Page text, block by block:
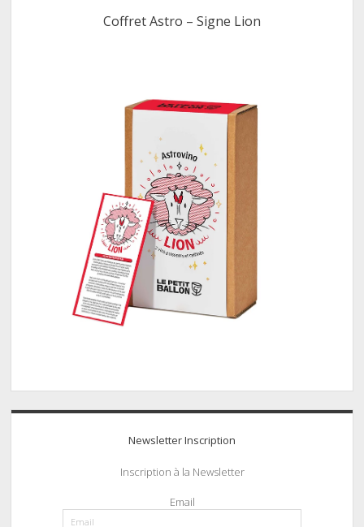
Coffret Astro – Signe Lion
Newsletter Inscription
Inscription à la Newsletter
Email